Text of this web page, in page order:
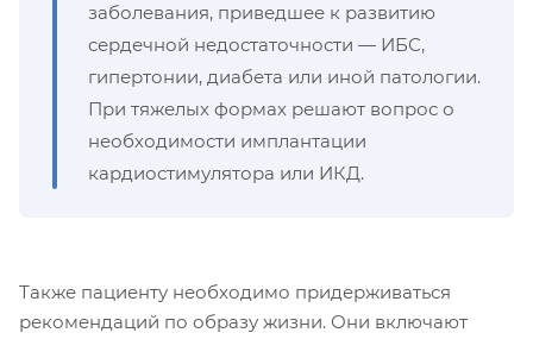
заболевания, приведшее к развитию
сердечной недостаточности — ИБС,
гипертонии, диабета или иной патологии.
При тяжелых формах решают вопрос о
необходимости имплантации
кардиостимулятора или ИКД.
Также пациенту необходимо придерживаться
рекомендаций по образу жизни. Они включают